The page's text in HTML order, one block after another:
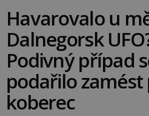
Havarovalo u
Dalnegorsk
Podivný případ
podařilo zamést
koberec